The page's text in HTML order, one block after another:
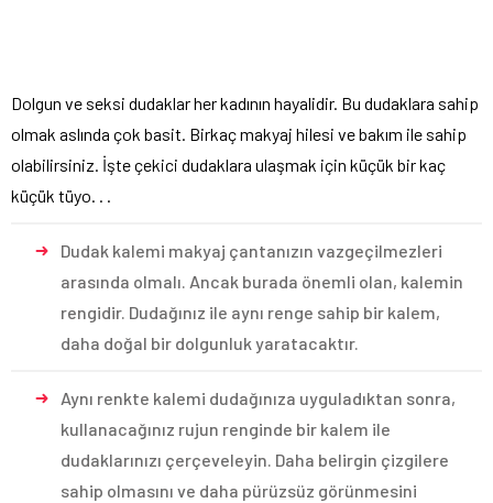
Dolgun ve seksi dudaklar her kadının hayalidir. Bu dudaklara sahip
olmak aslında çok basit. Birkaç makyaj hilesi ve bakım ile sahip
olabilirsiniz. İşte çekici dudaklara ulaşmak için küçük bir kaç
küçük tüyo. . .
Dudak kalemi makyaj çantanızın vazgeçilmezleri
arasında olmalı. Ancak burada önemli olan, kalemin
rengidir. Dudağınız ile aynı renge sahip bir kalem,
daha doğal bir dolgunluk yaratacaktır.
Aynı renkte kalemi dudağınıza uyguladıktan sonra,
kullanacağınız rujun renginde bir kalem ile
dudaklarınızı çerçeveleyin. Daha belirgin çizgilere
sahip olmasını ve daha pürüzsüz görünmesini